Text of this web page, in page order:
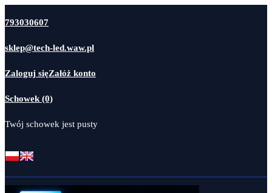
793030607
sklep@tech-led.waw.pl
Zaloguj sięZałóż konto
Schowek (0)
Twój schowek jest pusty